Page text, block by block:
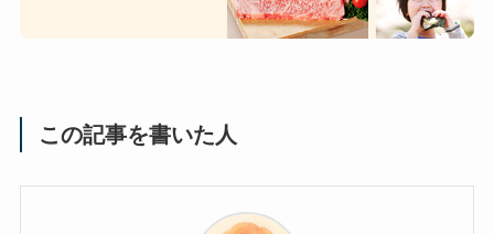
この記事を書いた人